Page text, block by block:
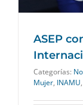
ASEP
Categorías:
Mujer, INAMU,